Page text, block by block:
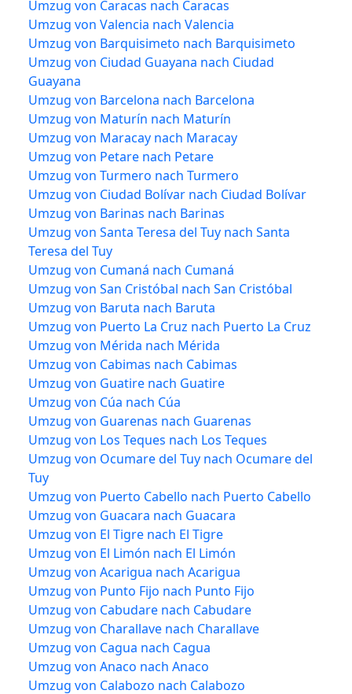
Umzug von Caracas nach Caracas
Umzug von Valencia nach Valencia
Umzug von Barquisimeto nach Barquisimeto
Umzug von Ciudad Guayana nach Ciudad
Guayana
Umzug von Barcelona nach Barcelona
Umzug von Maturín nach Maturín
Umzug von Maracay nach Maracay
Umzug von Petare nach Petare
Umzug von Turmero nach Turmero
Umzug von Ciudad Bolívar nach Ciudad Bolívar
Umzug von Barinas nach Barinas
Umzug von Santa Teresa del Tuy nach Santa
Teresa del Tuy
Umzug von Cumaná nach Cumaná
Umzug von San Cristóbal nach San Cristóbal
Umzug von Baruta nach Baruta
Umzug von Puerto La Cruz nach Puerto La Cruz
Umzug von Mérida nach Mérida
Umzug von Cabimas nach Cabimas
Umzug von Guatire nach Guatire
Umzug von Cúa nach Cúa
Umzug von Guarenas nach Guarenas
Umzug von Los Teques nach Los Teques
Umzug von Ocumare del Tuy nach Ocumare del
Tuy
Umzug von Puerto Cabello nach Puerto Cabello
Umzug von Guacara nach Guacara
Umzug von El Tigre nach El Tigre
Umzug von El Limón nach El Limón
Umzug von Acarigua nach Acarigua
Umzug von Punto Fijo nach Punto Fijo
Umzug von Cabudare nach Cabudare
Umzug von Charallave nach Charallave
Umzug von Cagua nach Cagua
Umzug von Anaco nach Anaco
Umzug von Calabozo nach Calabozo